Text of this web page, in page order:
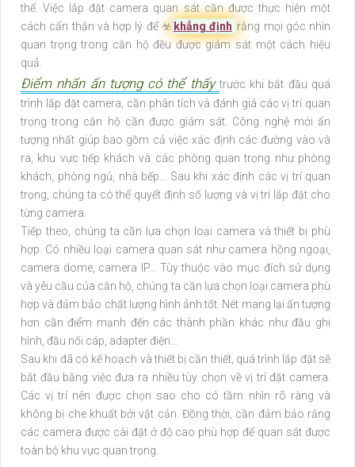
thể. Việc lắp đặt camera quan sát cần được thực hiện một
cách cẩn thận và hợp lý để ☣️ khẳng định rằng mọi góc nhìn
quan trọng trong căn hộ đều được giám sát một cách hiệu
quả.
Điểm nhấn ấn tượng có thể thấytrước khi bắt đầu quá
trình lắp đặt camera, cần phân tích và đánh giá các vị trí quan
trọng trong căn hộ cần được giám sát. Công nghệ mới ấn
tượng nhất giúp bao gồm cả việc xác định các đường vào và
ra, khu vực tiếp khách và các phòng quan trọng như phòng
khách, phòng ngủ, nhà bếp... Sau khi xác định các vị trí quan
trọng, chúng ta có thể quyết định số lượng và vị trí lắp đặt cho
từng camera.
Tiếp theo, chúng ta cần lựa chọn loại camera và thiết bị phù
hợp. Có nhiều loại camera quan sát như camera hồng ngoại,
camera dome, camera IP... Tùy thuộc vào mục đích sử dụng
và yêu cầu của căn hộ, chúng ta cần lựa chọn loại camera phù
hợp và đảm bảo chất lượng hình ảnh tốt. Nét mang lại ấn tượng
hơn cần điểm mạnh đến các thành phần khác như đầu ghi
hình, đầu nối cáp, adapter điện...
Sau khi đã có kế hoạch và thiết bị cần thiết, quá trình lắp đặt sẽ
bắt đầu bằng việc đưa ra nhiều tùy chọn về vị trí đặt camera.
Các vị trí nên được chọn sao cho có tầm nhìn rõ ràng và
không bị che khuất bởi vật cản. Đồng thời, cần đảm bảo rằng
các camera được cài đặt ở độ cao phù hợp để quan sát được
toàn bộ khu vực quan trọng.